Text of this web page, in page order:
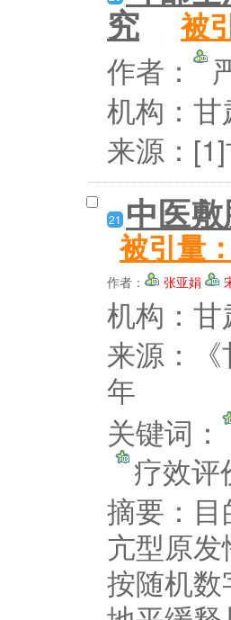
究 被
作者：
机构：
来源：
21 中医
被引量
作者： 张亚娟
机构：
来源：
年
关键词：
疗效
摘要：
亢型原
按随机